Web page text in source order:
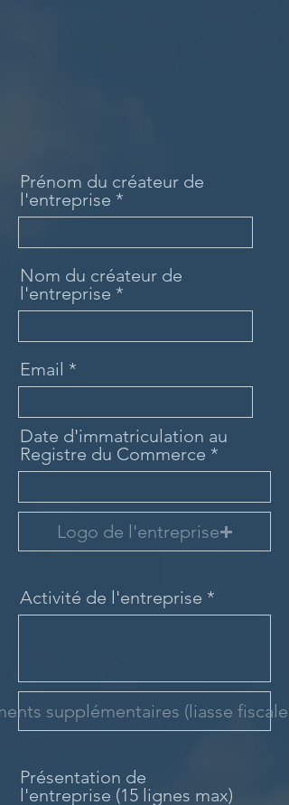
Prénom du créateur de
l'entreprise
Nom du créateur de
l'entreprise
Email
Date d'immatriculation au
Registre du Commerce
Logo de l'entreprise
Activité de l'entreprise
supplémentaires (liasse fiscale,
Présentation de
l'entreprise (15 lignes max)